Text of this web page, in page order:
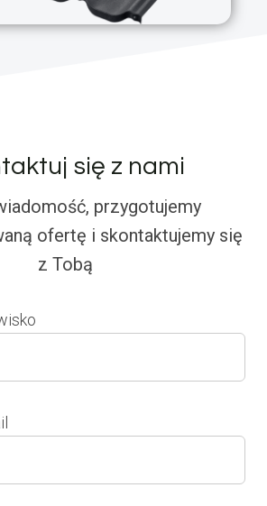
się z nami
przygotujemy
ofertę i skontaktujemy się
z Tobą